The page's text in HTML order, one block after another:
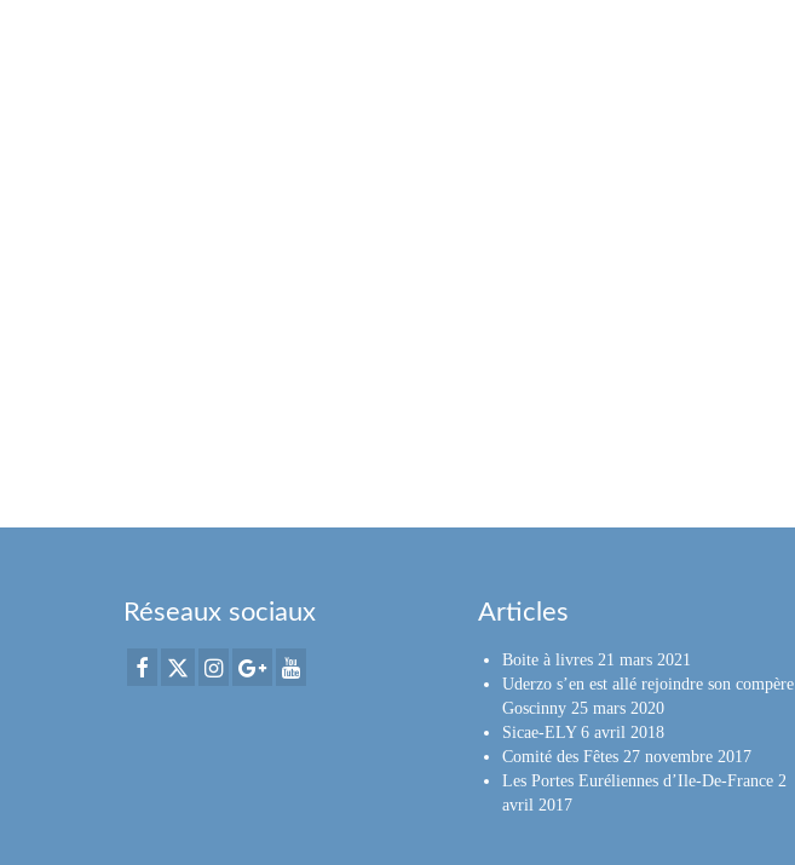
Réseaux sociaux Articles
Boite à livres 21 mars 2021
Uderzo s’en est allé rejoindre son compère
Goscinny 25 mars 2020
Sicae-ELY 6 avril 2018
Comité des Fêtes 27 novembre 2017
Les Portes Euréliennes d’Ile-De-France 2
avril 2017